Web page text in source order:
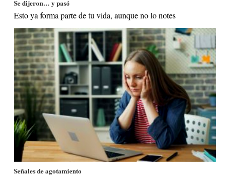
Se dijeron… y pasó
Esto ya forma parte de tu vida, aunque no lo notes
Señales de agotamiento